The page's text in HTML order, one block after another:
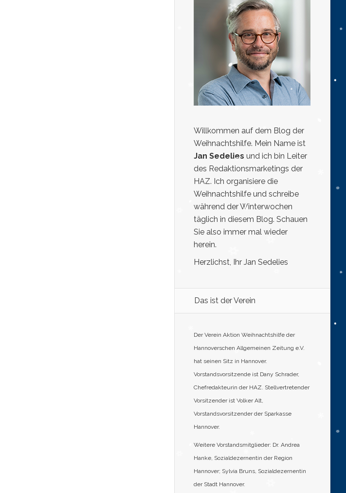
Willkommen auf dem Blog der
Weihnachtshilfe. Mein Name ist
Jan Sedelies und ich bin Leiter
des Redaktionsmarketings der
HAZ. Ich organisiere die
Weihnachtshilfe und schreibe
während der Winterwochen
täglich in diesem Blog. Schauen
Sie also immer mal wieder
herein.
Herzlichst, Ihr Jan Sedelies
Das ist der Verein
Der Verein Aktion Weihnachtshilfe der
Hannoverschen Allgemeinen Zeitung e.V.
hat seinen Sitz in Hannover.
Vorstandsvorsitzende ist Dany Schrader,
Chefredakteurin der HAZ. Stellvertretender
Vorsitzender ist Volker Alt,
Vorstandsvorsitzender der Sparkasse
Hannover.
Weitere Vorstandsmitglieder: Dr. Andrea
Hanke, Sozialdezernentin der Region
Hannover; Sylvia Bruns, Sozialdezernentin
der Stadt Hannover.